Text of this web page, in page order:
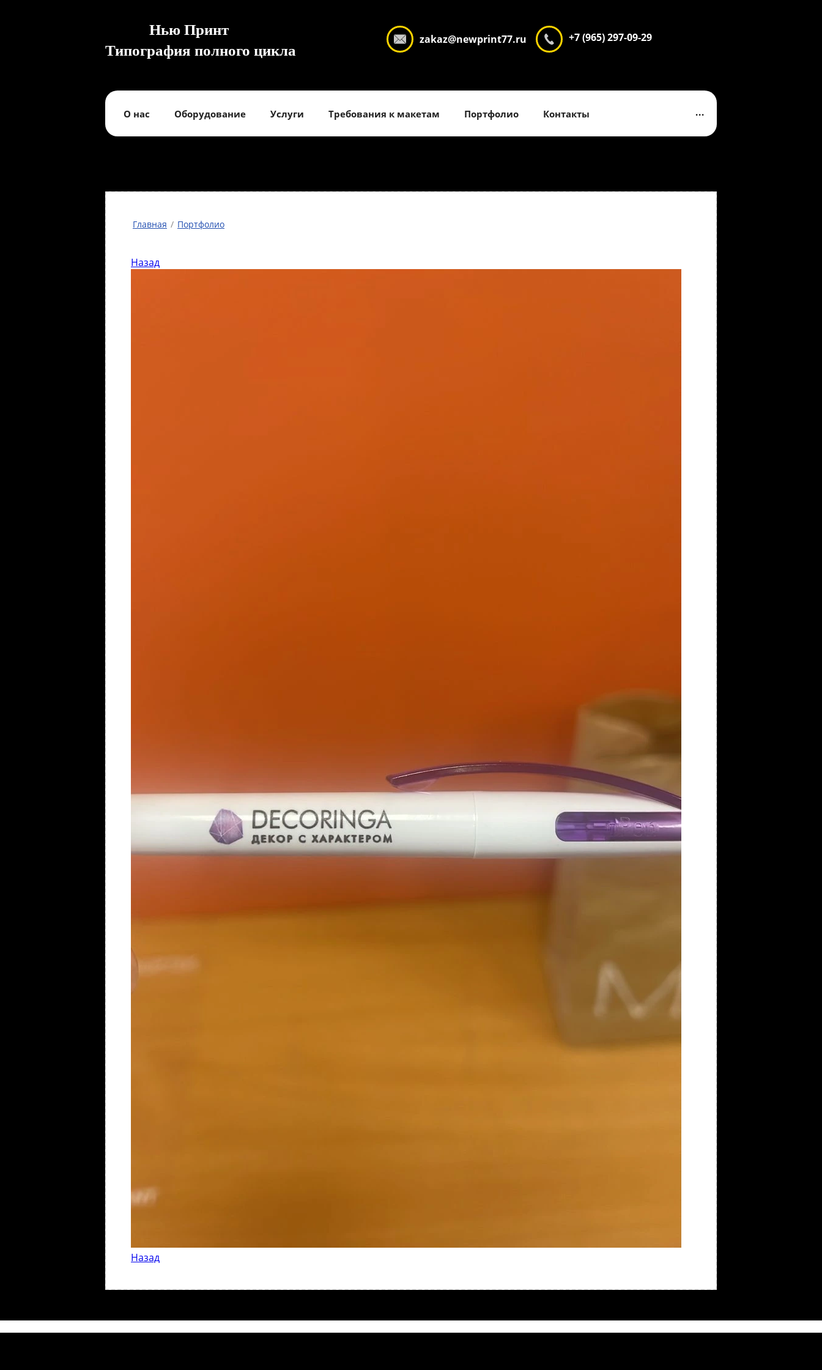
Нью Принт
Типография полного цикла
zakaz@newprint77.ru +7 (965) 297-09-29
О нас Оборудование Услуги Требования к макетам Портфолио Контакты ...
Главная / Портфолио
Назад
Назад